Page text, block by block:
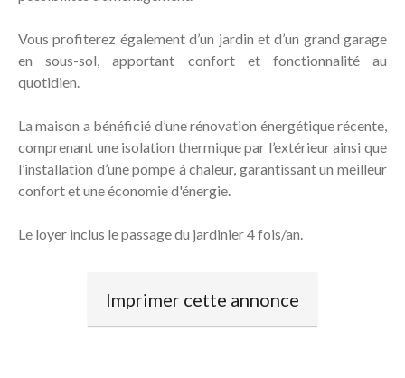
Vous profiterez également d’un jardin et d’un grand garage
en sous-sol, apportant confort et fonctionnalité au
quotidien.
La maison a bénéficié d’une rénovation énergétique récente,
comprenant une isolation thermique par l’extérieur ainsi que
l’installation d’une pompe à chaleur, garantissant un meilleur
confort et une économie d'énergie.
Le loyer inclus le passage du jardinier 4 fois/an.
Imprimer cette annonce